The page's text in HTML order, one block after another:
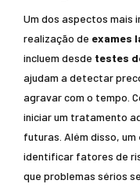
Um dos aspectos mais
realização de exames
incluem desde testes
ajudam a detectar
agravar com o tempo.
iniciar um tratamento
futuras. Além disso, um
identificar fatores de
que problemas sérios